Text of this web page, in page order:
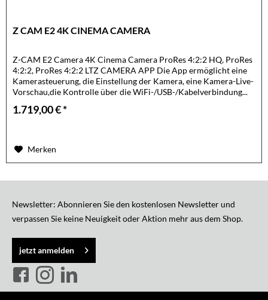
Z CAM E2 4K CINEMA CAMERA
Z-CAM E2 Camera 4K Cinema Camera ProRes 4:2:2 HQ, ProRes
4:2:2, ProRes 4:2:2 LTZ CAMERA APP Die App ermöglicht eine
Kamerasteuerung, die Einstellung der Kamera, eine Kamera-Live-
Vorschau,die Kontrolle über die WiFi-/USB-/Kabelverbindung...
1.719,00 € *
Merken
Newsletter: Abonnieren Sie den kostenlosen Newsletter und
verpassen Sie keine Neuigkeit oder Aktion mehr aus dem Shop.
jetzt anmelden